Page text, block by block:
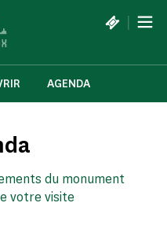
|
AGENDA
du monument
votre visite